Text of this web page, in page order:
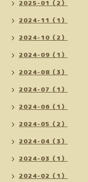
2025-01（2）
2024-11（1）
2024-10（2）
2024-09（1）
2024-08（3）
2024-07（1）
2024-06（1）
2024-05（2）
2024-04（3）
2024-03（1）
2024-02（1）